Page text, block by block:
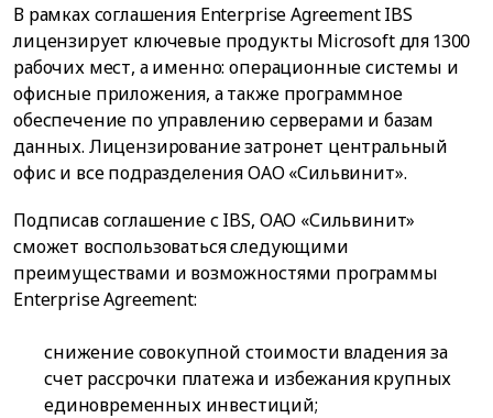
В рамках соглашения Enterprise Agreement IBS
лицензирует ключевые продукты Microsoft для 1300
рабочих мест, а именно: операционные системы и
офисные приложения, а также программное
обеспечение по управлению серверами и базам
данных. Лицензирование затронет центральный
офис и все подразделения ОАО «Сильвинит».
Подписав соглашение с IBS, ОАО «Сильвинит»
сможет воспользоваться следующими
преимуществами и возможностями программы
Enterprise Agreement:
снижение совокупной стоимости владения за
счет рассрочки платежа и избежания крупных
единовременных инвестиций;